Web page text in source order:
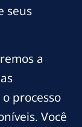
seus
a
processo
Você